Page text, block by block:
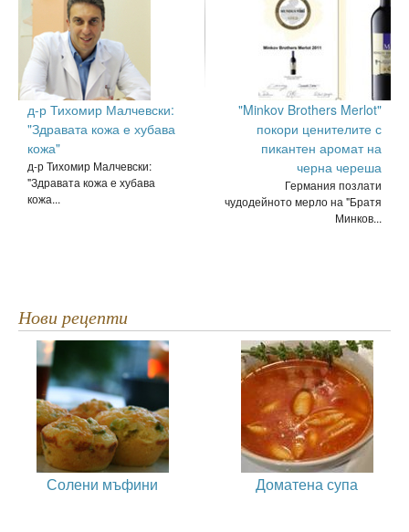
д-р Тихомир Малчевски:
"Здравата кожа е хубава
кожа"
д-р Тихомир Малчевски:
"Здравата кожа е хубава
кожа...
"Minkov Brothers Merlot"
покори ценителите с
пикантен аромат на
черна череша
Германия позлати
чудодейното мерло на "Братя
Минков...
Нови рецепти
Солени мъфини Доматена супа